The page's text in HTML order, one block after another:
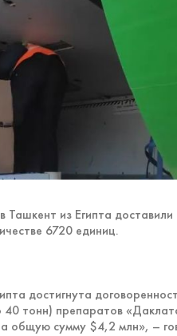
из Египта
6720 единиц.
достигнута
тонн) препаратов
общую сумму $4,2 млн», –